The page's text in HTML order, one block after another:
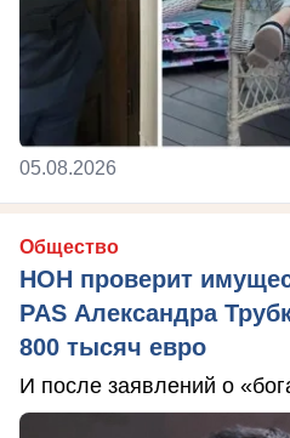
05.08.2026
Общество
НОН проверит
PAS Александра
800 тысяч евро
И после заявлений о